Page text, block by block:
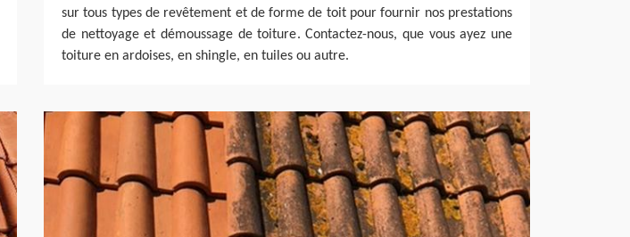
sur tous types de revêtement et de forme de toit pour fournir nos prestations
de nettoyage et démoussage de toiture. Contactez-nous, que vous ayez une
toiture en ardoises, en shingle, en tuiles ou autre.